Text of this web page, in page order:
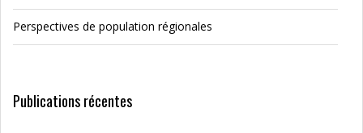
Perspectives de population régionales
Publications récentes